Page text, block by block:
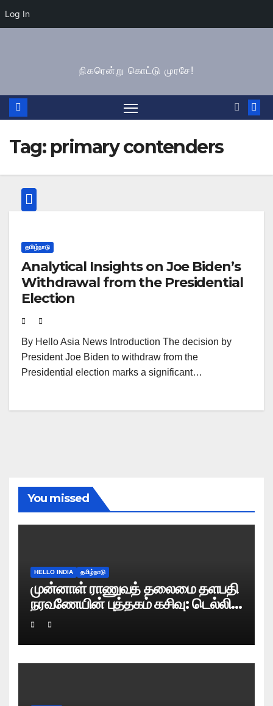
Log In
நிகரென்று கொட்டு முரசே!
Tag: primary contenders
தமிழ்நாடு
Analytical Insights on Joe Biden’s
Withdrawal from the Presidential
Election
By Hello Asia News Introduction The decision by
President Joe Biden to withdraw from the
Presidential election marks a significant…
You missed
HELLO INDIA தமிழ்நாடு
முன்னாள் ராணுவத் தலைமை தளபதி
நரவணேயின் புத்தகம் கசிவு: டெல்லி
போலிஸ் வழக்குப் பதிவு!